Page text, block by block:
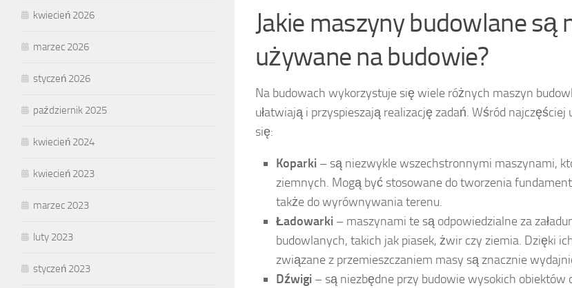
Jakie maszyny budowlane są
używane na budowie?
Na budowach wykorzystuje się wiele różnych maszyn
ułatwiają i przyspieszają realizację zadań. Wśród
się:
Koparki – są niezwykle wszechstronnymi maszynami,
ziemnych. Mogą być stosowane do tworzenia
także do wyrównywania terenu.
Ładowarki – maszynami te są odpowiedzialne za
budowlanych, takich jak piasek, żwir czy ziemia. Dzięki
związane z przemieszczaniem masy są znacznie
Dźwigi – są niezbędne przy budowie wysokich obiektów
kwiecień 2026
marzec 2026
styczeń 2026
październik 2025
kwiecień 2024
kwiecień 2023
marzec 2023
luty 2023
styczeń 2023